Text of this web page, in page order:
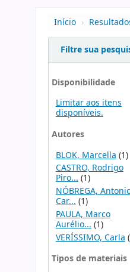
Início ›
Filtre sua
Disponibilidade
Limitar aos itens
disponíveis.
Autores
BLOK, Marcella (1)
CASTRO, Rodrigo
Piro...(1)
NÓBREGA,
Car... (1)
PAULA, Marco
Aurélio... (1)
VERÍSSIMO, Carla
Tipos de materiais